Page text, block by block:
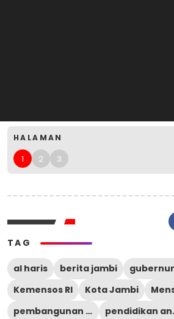
HALAMAN
1 2 3
TAG
al haris berita jambi
Kemensos RI
Kota Jambi
pembangunan sekolah rakyat